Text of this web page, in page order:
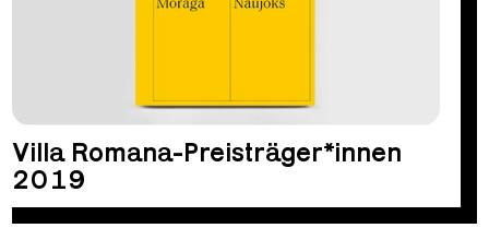
Villa Romana-Preisträger*innen
2019